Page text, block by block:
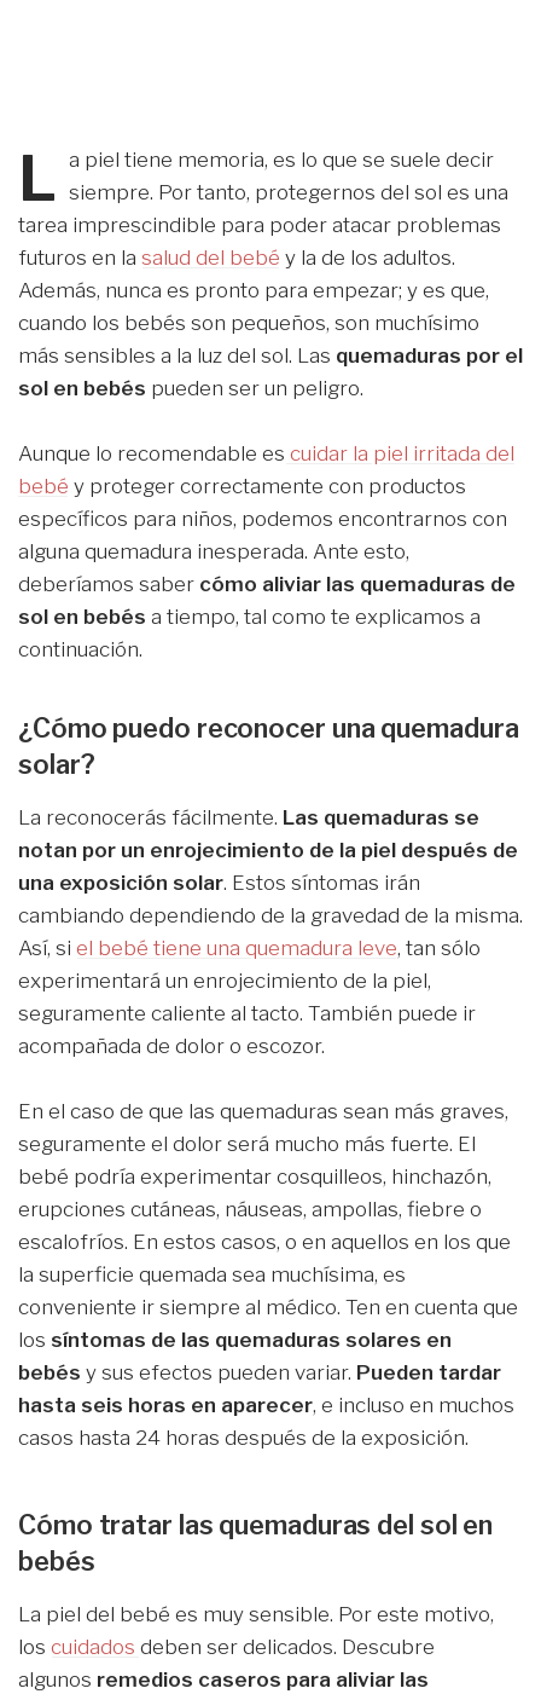
L
a piel tiene memoria, es lo que se suele decir
siempre. Por tanto, protegernos del sol es una
tarea imprescindible para poder atacar problemas
futuros en la salud del bebé y la de los adultos.
Además, nunca es pronto para empezar; y es que,
cuando los bebés son pequeños, son muchísimo
más sensibles a la luz del sol. Las quemaduras por el
sol en bebés pueden ser un peligro.
Aunque lo recomendable es cuidar la piel irritada del
bebé y proteger correctamente con productos
específicos para niños, podemos encontrarnos con
alguna quemadura inesperada. Ante esto,
deberíamos saber cómo aliviar las quemaduras de
sol en bebés a tiempo, tal como te explicamos a
continuación.
¿Cómo puedo reconocer una quemadura
solar?
La reconocerás fácilmente. Las quemaduras se
notan por un enrojecimiento de la piel después de
una exposición solar. Estos síntomas irán
cambiando dependiendo de la gravedad de la misma.
Así, si el bebé tiene una quemadura leve, tan sólo
experimentará un enrojecimiento de la piel,
seguramente caliente al tacto. También puede ir
acompañada de dolor o escozor.
En el caso de que las quemaduras sean más graves,
seguramente el dolor será mucho más fuerte. El
bebé podría experimentar cosquilleos, hinchazón,
erupciones cutáneas, náuseas, ampollas, fiebre o
escalofríos. En estos casos, o en aquellos en los que
la superficie quemada sea muchísima, es
conveniente ir siempre al médico. Ten en cuenta que
los síntomas de las quemaduras solares en
bebés y sus efectos pueden variar. Pueden tardar
hasta seis horas en aparecer, e incluso en muchos
casos hasta 24 horas después de la exposición.
Cómo tratar las quemaduras del sol en
bebés
La piel del bebé es muy sensible. Por este motivo,
los cuidados deben ser delicados. Descubre
algunos remedios caseros para aliviar las